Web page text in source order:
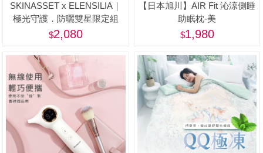
SKINASSET x ELENSILIA｜
極光守護．防曬雙星限定組
2,080
【日本旭川】AIR Fit 沁涼側睡
助眠枕-美
1,980